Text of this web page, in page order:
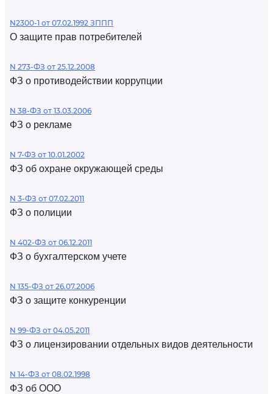
N2300-1 от 07.02.1992 ЗППП
О защите прав потребителей
N 273-ФЗ от 25.12.2008
ФЗ о противодействии коррупции
N 38-ФЗ от 13.03.2006
ФЗ о рекламе
N 7-ФЗ от 10.01.2002
ФЗ об охране окружающей среды
N 3-ФЗ от 07.02.2011
ФЗ о полиции
N 402-ФЗ от 06.12.2011
ФЗ о бухгалтерском учете
N 135-ФЗ от 26.07.2006
ФЗ о защите конкуренции
N 99-ФЗ от 04.05.2011
ФЗ о лицензировании отдельных видов деятельности
N 14-ФЗ от 08.02.1998
ФЗ об ООО